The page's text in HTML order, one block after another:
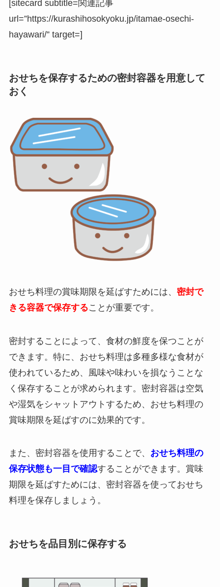
[sitecard subtitle=関連記事
url=”https://kurashihosokyoku.jp/itamae-osechi-
hayawari/” target=]
おせちを保存するための密封容器を用意して
おく
おせち料理の賞味期限を延ばすためには、 密封で
きる容器で保存することが重要です。
密封することによって、食材の鮮度を保つことが
できます。特に、おせち料理は多種多様な食材が
使われているため、風味や味わいを損なうことな
く保存することが求められます。密封容器は空気
や湿気をシャットアウトするため、おせち料理の
賞味期限を延ばすのに効果的です。
また、密封容器を使用することで、 おせち料理の
保存状態も一目で確認することができます。賞味
期限を延ばすためには、密封容器を使っておせち
料理を保存しましょう。
おせちを品目別に保存する